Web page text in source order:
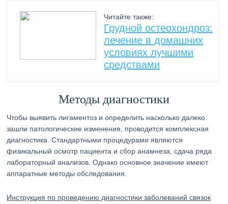
Читайте также:
Грудной остеохондроз:
лечение в домашних
условиях лучшими
средствами
Методы диагностики
Чтобы выявить лигаментоз и определить насколько далеко
зашли патологические изменения, проводится комплексная
диагностика. Стандартными процедурами являются
физикальный осмотр пациента и сбор анамнеза, сдача ряда
лабораторный анализов. Однако основное значение имеют
аппаратные методы обследования.
Инструкция по проведению диагностики заболеваний связок